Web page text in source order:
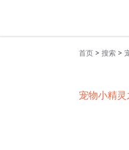
首页 > 搜索 >
宠物小精